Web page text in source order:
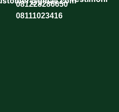
081228286650
08111023416